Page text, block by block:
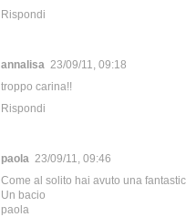
Rispondi
annalisa 23/09/11, 09:18
troppo carina!!
Rispondi
paola 23/09/11, 09:46
Come al solito hai avuto una
Un bacio
paola